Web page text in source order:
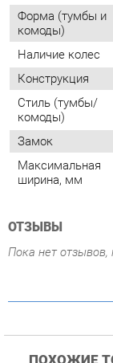
комоды)
Замок
Максимальная
ширина, мм
ОТЗЫВЫ
Пока нет отзывов,